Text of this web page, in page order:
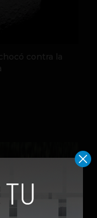
contra la